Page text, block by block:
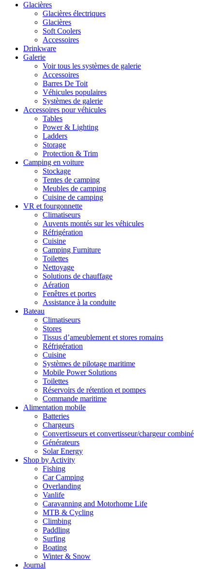
Glacières
Glacières électriques
Glacières
Soft Coolers
Accessoires
Drinkware
Galerie
Voir tous les systèmes de galerie
Accessoires
Barres De Toit
Véhicules populaires
Systèmes de galerie
Accessoires pour véhicules
Tables
Power & Lighting
Ladders
Storage
Protection & Trim
Camping en voiture
Stockage
Tentes de camping
Meubles de camping
Cuisine de camping
VR et fourgonnette
Climatiseurs
Auvents montés sur les véhicules
Réfrigération
Cuisine
Camping Furniture
Toilettes
Nettoyage
Solutions de chauffage
Aération
Fenêtres et portes
Assistance à la conduite
Bateau
Climatiseurs
Stores
Tissus d’ameublement et stores romains
Réfrigération
Cuisine
Systèmes de pilotage maritime
Mobile Power Solutions
Toilettes
Réservoirs de rétention et pompes
Commande maritime
Alimentation mobile
Batteries
Chargeurs
Convertisseurs et convertisseur/chargeur combiné
Générateurs
Solar Energy
Shop by Activity
Fishing
Car Camping
Overlanding
Vanlife
Caravanning and Motorhome Life
MTB & Cycling
Climbing
Paddling
Surfing
Boating
Winter & Snow
Journal